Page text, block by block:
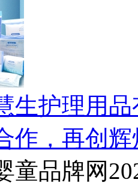
生护理用
作，再创辉
童品牌网